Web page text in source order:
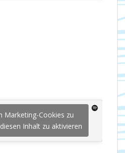
Marketing-Cookies zu
Inhalt zu aktivieren